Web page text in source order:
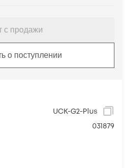
UCK-G2-Plus
031879
с продажи
о поступлении